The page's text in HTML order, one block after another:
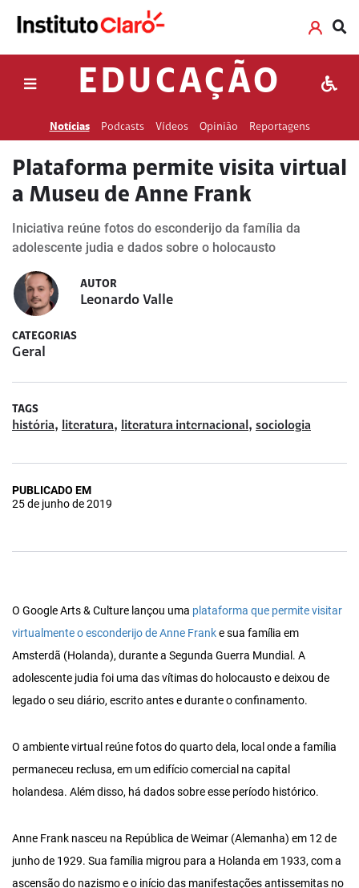
EDUCAÇÃO
Notícias Podcasts Vídeos Opinião Reportagens
Plataforma permite visita virtual
a Museu de Anne Frank
Iniciativa reúne fotos do esconderijo da família da
adolescente judia e dados sobre o holocausto
AUTOR
Leonardo Valle
CATEGORIAS
Geral
TAGS
história, literatura, literatura internacional , sociologia
PUBLICADO EM
25 de junho de 2019
O Google Arts & Culture lançou uma plataforma que permite visitar
virtualmente o esconderijo de Anne Franke sua família em
Amsterdã (Holanda), durante a Segunda Guerra Mundial. A
adolescente judia foi uma das vítimas do holocausto e deixou de
legado o seu diário, escrito antes e durante o confinamento.
O ambiente virtual reúne fotos do quarto dela, local onde a família
permaneceu reclusa, em um edifício comercial na capital
holandesa. Além disso, há dados sobre esse período histórico.
Anne Frank nasceu na República de Weimar (Alemanha) em 12 de
junho de 1929. Sua família migrou para a Holanda em 1933, com a
ascensão do nazismo e o início das manifestações antissemitas no